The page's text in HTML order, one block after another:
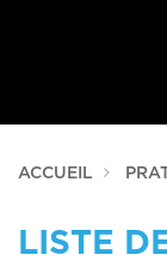
ACCUEIL
LISTE